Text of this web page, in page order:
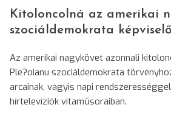
Kitoloncolná az amerikai
szociáldemokrata képviselő
Az amerikai nagykövet azonnali
Ple?oianu szociáldemokrata
arcainak, vagyis napi
hírtelevíziók vitaműsoraiban.